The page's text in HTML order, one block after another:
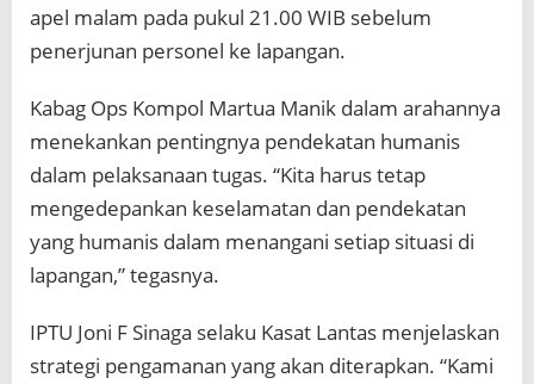
apel malam pada pukul 21.00 WIB sebelum
penerjunan personel ke lapangan.
Kabag Ops Kompol Martua Manik dalam arahannya
menekankan pentingnya pendekatan humanis
dalam pelaksanaan tugas. “Kita harus tetap
mengedepankan keselamatan dan pendekatan
yang humanis dalam menangani setiap situasi di
lapangan,” tegasnya.
IPTU Joni F Sinaga selaku Kasat Lantas menjelaskan
strategi pengamanan yang akan diterapkan. “Kami